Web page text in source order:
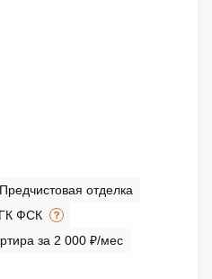
Предчистовая отделка
ФСК
за 2 000 ₽/мес